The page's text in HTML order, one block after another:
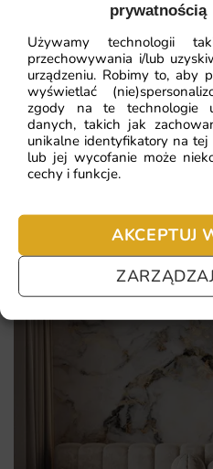
prywatnością
Używamy technologii
przechowywania i/lub
urządzeniu. Robimy to, aby
wyświetlać
zgody na te technologie
danych, takich jak
unikalne identyfikatory na
lub jej wycofanie może
cechy i funkcje.
AKCEPTUJ
Wyrazisty motyw Biały Las
indywidualny charakter i
aranżacji.
Dekoracja świetnie
rangę wnętrza i tworząc
Bezpieczny druk lateksowy
intensywne barwy oraz brak
montażu.
Realizacja na wymiar
grafikę do ściany bez
ZOBACZ
Najczęściej
Pomagamy i doradzamy
nie chcesz czekać – sprawdź